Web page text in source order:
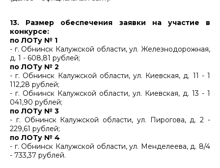
13. Размер обеспечения заявки на участие в
конкурсе:
по ЛОТу № 1
- г. Обнинск Калужской области, ул. Железнодорожная,
д. 1 - 608,81 рублей;
по ЛОТу № 2
- г. Обнинск Калужской области, ул. Киевская, д. 11 - 1
112,28 рублей;
- г. Обнинск Калужской области, ул. Киевская, д. 13 - 1
041,90 рублей;
по ЛОТу № 3
- г. Обнинск Калужской области, ул. Пирогова, д. 2 -
229,61 рублей;
по ЛОТу № 4
- г. Обнинск Калужской области, ул. Менделеева, д. 8/4
- 733,37 рублей.